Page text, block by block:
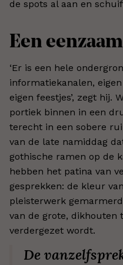
de spots al aan en
Een
‘Er is een hele
informatiekanalen,
eigen feestjes’, zegt hij.
portiek binnen in een
terecht in een sobere
van de late namiddag
gothische ramen op de
hebben het patina van
gesprekken: de kleur
pleisterwerk
van de grote, dikhouten
verdergezet wordt.
De